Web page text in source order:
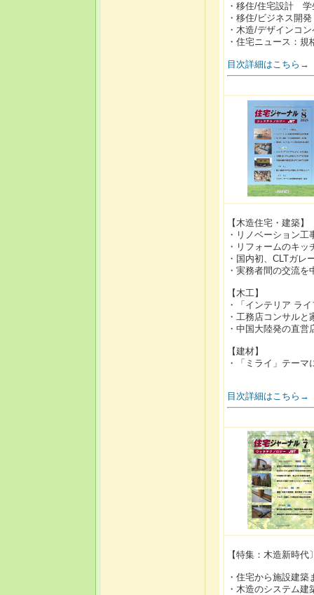
・移住/住宅設計 学
・移住/ビジネス開
・木造/デザインコ
・住宅ニュース：
目次詳細はこちら→
【木造住宅・建築】
・リノベーション
・リフォームのキ
・国内初、CLTガレ
・実務者間の交流
【木工】
・「インテリア ラ
・工務店コンサル
・中国大陸発の直
【建材】
・「ミライ」テー
目次詳細はこちら→
【特集：木造新時代
・住宅から施設建
・木造のシステム